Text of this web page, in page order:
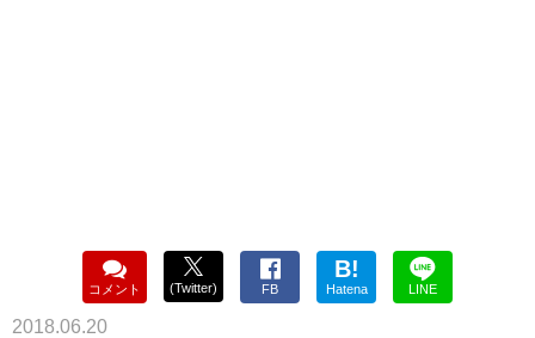
コメント (Twitter) FB
B!
Hatena LINE
2018.06.20